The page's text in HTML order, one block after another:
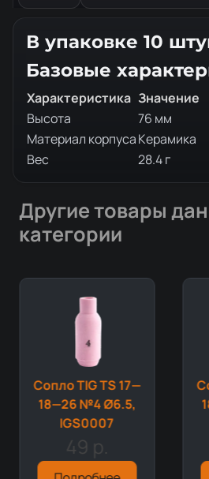
Описание
В упаковке 10
Базовые
Характеристика Значение
Высота
76 мм
Материал корпусаКерамика
Вес
28.4 г
Другие товары
категории
Сопло TIG TS 17—
18—26 №4 Ø6.5,
IGS0007
49 р.